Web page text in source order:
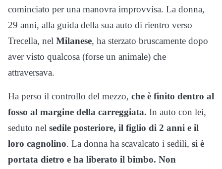
cominciato per una manovra improvvisa. La donna,
29 anni, alla guida della sua auto di rientro verso
Trecella, nel Milanese, ha sterzato bruscamente dopo
aver visto qualcosa (forse un animale) che
attraversava.
Ha perso il controllo del mezzo, che è finito dentro al
fosso al margine della carreggiata. In auto con lei,
seduto nel sedile posteriore, il figlio di 2 anni e il
loro cagnolino. La donna ha scavalcato i sedili, si è
portata dietro e ha liberato il bimbo. Non